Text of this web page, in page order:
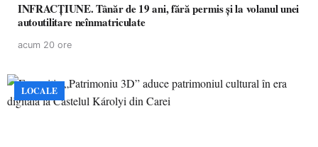
INFRACȚIUNE. Tânăr de 19 ani, fără permis și la volanul unei
autoutilitare neînmatriculate
acum 20 ore
LOCALE